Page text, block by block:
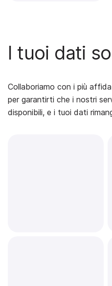
I tuoi dati
Collaboriamo con i più
per garantirti che i nostri
disponibili, e i tuoi dati